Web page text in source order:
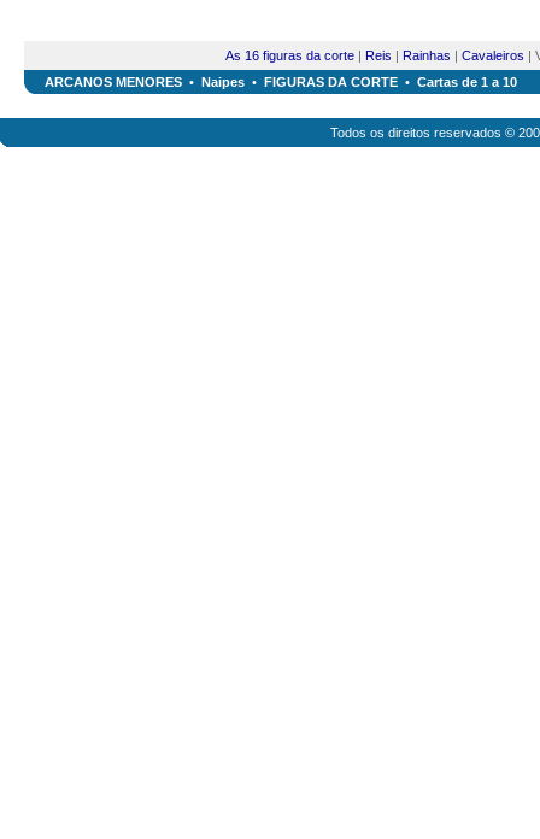
As 16 figuras da corte| Reis | Rainhas | Cavaleiros |
ARCANOS MENORES • Naipes • FIGURAS DA CORTE • Cartas de 1 a 10
Todos os direitos reservados ©